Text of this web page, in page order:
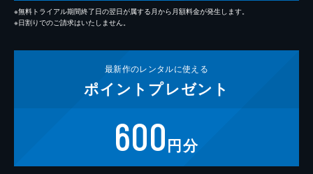
※無料トライアル期間終了日の翌日が属する月から月額料金が発生します。
※日割りでのご請求はいたしません。
最新作のレンタルに使える
ポイント プレゼント
600円分